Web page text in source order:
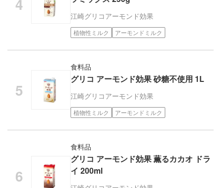
江崎グリコアーモンド効果
植物性ミルク アーモンドミルク
食料品
グリコ アーモンド効果 砂糖不使用 1L
江崎グリコアーモンド効果
植物性ミルク アーモンドミルク
食料品
グリコ アーモンド効果 薫るカカオ ドラ
イ 200ml